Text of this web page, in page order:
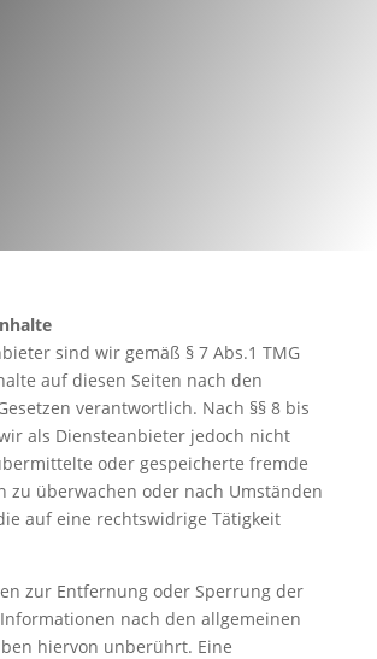
sind wir gemäß § 7 Abs.1 TMG
auf diesen Seiten nach den
verantwortlich. Nach §§ 8 bis
als Diensteanbieter jedoch nicht
oder gespeicherte fremde
zu überwachen oder nach Umständen
auf eine rechtswidrige Tätigkeit
zur Entfernung oder Sperrung der
nach den allgemeinen
hiervon unberührt. Eine